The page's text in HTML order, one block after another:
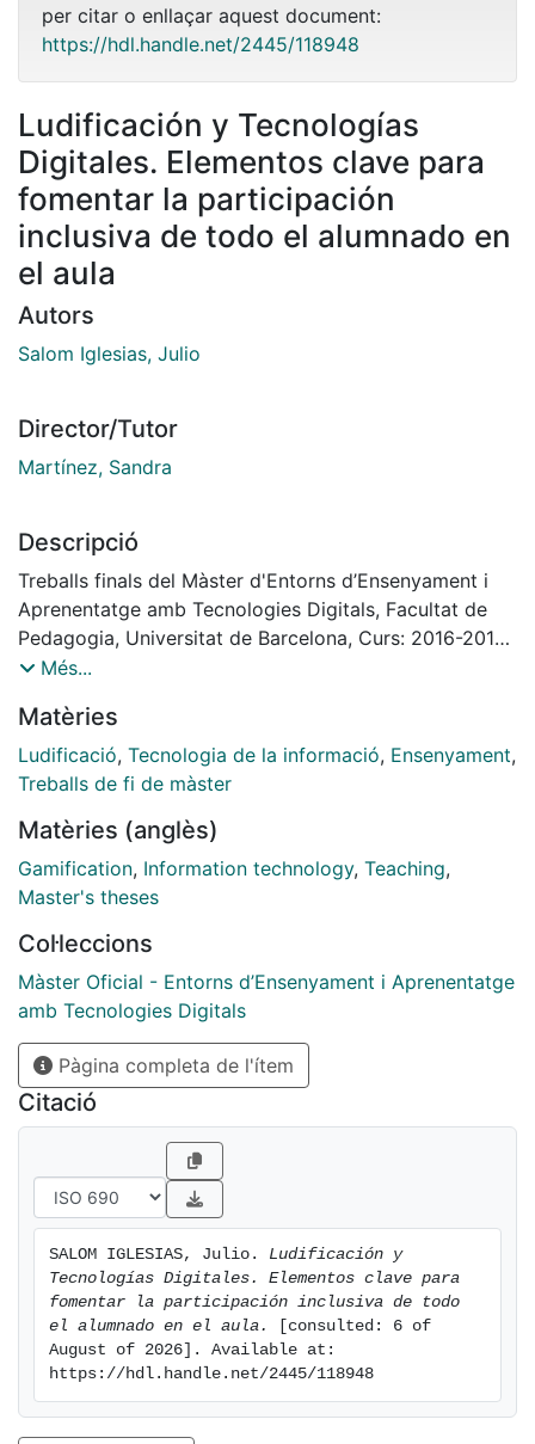
per citar o enllaçar aquest document:
https://hdl.handle.net/2445/118948
Ludificación y Tecnologías
Digitales. Elementos clave para
fomentar la participación
inclusiva de todo el alumnado en
el aula
Autors
Salom Iglesias, Julio
Director/Tutor
Martínez, Sandra
Descripció
Treballs finals del Màster d'Entorns d’Ensenyament i
Aprenentatge amb Tecnologies Digitals, Facultat de
Pedagogia, Universitat de Barcelona, Curs: 2016-2017,
Tutora: Sandra Martínez Pérez
Més...
Matèries
Ludificació, Tecnologia de la informació, Ensenyament,
Treballs de fi de màster
Matèries (anglès)
Gamification, Information technology, Teaching,
Master's theses
Col·leccions
Màster Oficial - Entorns d’Ensenyament i Aprenentatge
amb Tecnologies Digitals
Pàgina completa de l'ítem
Citació
SALOM IGLESIAS, Julio. Ludificación y
Tecnologías Digitales. Elementos clave para
fomentar la participación inclusiva de todo
el alumnado en el aula.
[consulted: 6 of
August of 2026]. Available at:
https://hdl.handle.net/2445/118948